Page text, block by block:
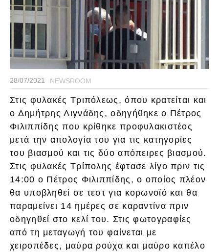
28/07/2021 NEWSROOM
Στις φυλακές Τριπόλεως, όπου κρατείται και
ο Δημήτρης Λιγνάδης, οδηγήθηκε ο Πέτρος
Φιλιππίδης που κρίθηκε προφυλακιστέος
μετά την απολογία του για τις κατηγορίες
του βιασμού και τις δύο απόπειρες βιασμού.
Στις φυλακές Τρίπολης έφτασε λίγο πριν τις
14:00 ο Πέτρος Φιλιππίδης, ο οποίος πλέον
θα υποβληθεί σε τεστ για κορωνοϊό και θα
παραμείνει 14 ημέρες σε καραντίνα πριν
οδηγηθεί στο κελί του. Στις φωτογραφίες
από τη μεταγωγή του φαίνεται με
χειροπέδες, μαύρα ρούχα και μαύρο καπέλο